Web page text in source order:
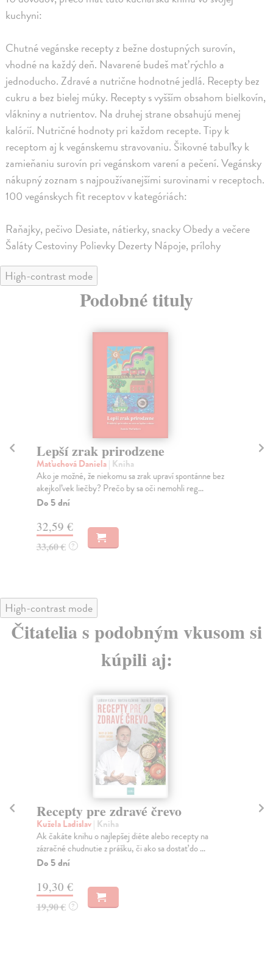
kuchyni:
Chutné vegánske recepty z bežne dostupných surovín,
vhodné na každý deň. Navarené budeš mať rýchlo a
jednoducho. Zdravé a nutrične hodnotné jedlá. Recepty bez
cukru a bez bielej múky. Recepty s vyšším obsahom bielkovín,
vlákniny a nutrientov. Na druhej strane obsahujú menej
kalórií. Nutričné hodnoty pri každom recepte. Tipy k
receptom aj k vegánskemu stravovaniu. Šikovné tabuľky k
zamieňaniu surovín pri vegánskom varení a pečení. Vegánsky
nákupný zoznam s najpoužívanejšími surovinami v receptoch.
100 vegánskych fit receptov v kategóriách:
Raňajky, pečivo Desiate, nátierky, snacky Obedy a večere
Šaláty Cestoviny Polievky Dezerty Nápoje, prílohy
High-contrast mode
Podobné tituly
Lepší zrak prirodzene
Maťuchová Daniela| Kniha
Ako je možné, že niekomu sa zrak upraví spontánne bez
akejkoľvek liečby? Prečo by sa oči nemohli reg...
Do 5 dní
32,59 €
33,60 € ?
High-contrast mode
Čitatelia s podobným vkusom si
kúpili aj:
Recepty pre zdravé črevo
Kužela Ladislav| Kniha
Ak čakáte knihu o najlepšej diéte alebo recepty na
zázračné chudnutie z prášku, či ako sa dostať do ...
Do 5 dní
19,30 €
19,90 € ?